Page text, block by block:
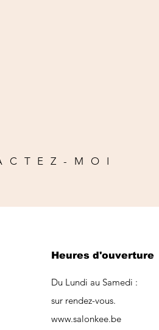
MOI
Heures d'ouverture
Du Lundi au Samedi :
sur rendez-vous.
www.salonkee.be